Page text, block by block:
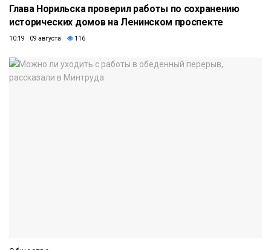
Глава Норильска проверил работы по сохранению
исторических домов на Ленинском проспекте
10:19 09 августа 116